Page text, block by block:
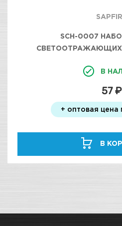
SCH-0007
СВЕТООТРАЖАЮЩИХ
В
57 ₽
+ оптовая цена
В